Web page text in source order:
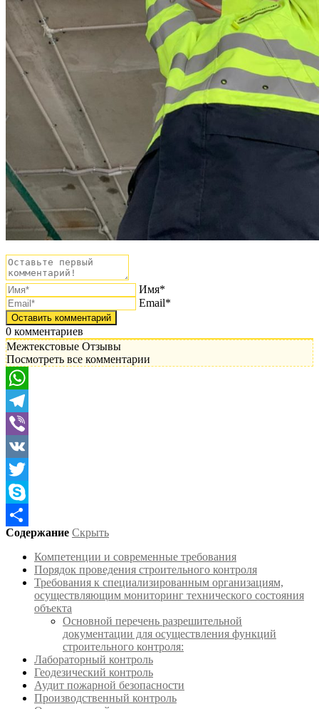
Имя*
Email*
0 комментариев
Межтекстовые Отзывы
Посмотреть все комментарии
WhatsApp
Telegram
Viber
VK
Twitter
Skype
Отправить
Содержание Скрыть
Компетенции и современные требования
Порядок проведения строительного контроля
Требования к специализированным организациям,
осуществляющим мониторинг технического состояния
объекта
Основной перечень разрешительной
документации для осуществления функций
строительного контроля:
Лабораторный контроль
Геодезический контроль
Аудит пожарной безопасности
Производственный контроль